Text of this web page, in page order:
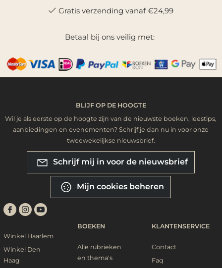
Gratis verzending vanaf €24,99
Betaal bij ons veilig met:
BLIJF OP DE HOOGTE
Wil je als eerste op de hoogte zijn van de nieuwste boeken, leestips,
aanbiedingen en evenementen? Schrijf je dan nu in voor onze
tweewekelijkse nieuwsbrief.
Schrijf mij in voor de nieuwsbrief
Mijn cookies beheren
Winkel Haarlem
Winkel Den
Haag
BOEKEN
Alle rubrieken
en thema's
KLANTENSERVICE
Contact
Faq